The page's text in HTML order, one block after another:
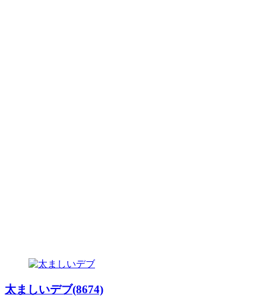
太ましいデブ(8674)